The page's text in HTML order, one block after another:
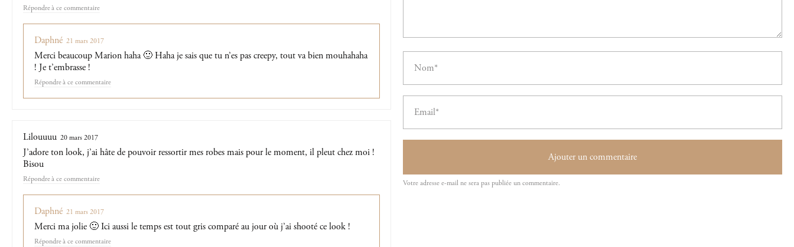
Répondre
Daphné 21 mars 2017
Merci beaucoup Marion haha 🙂 Haha je sais que tu n’es pas creepy, tout va bien mouhahaha
! Je t’embrasse !
Répondre
Lilouuuu 20 mars 2017
J’adore ton look, j’ai hâte de pouvoir ressortir mes robes mais pour le moment, il pleut chez moi !
Bisou
Répondre
Daphné 21 mars 2017
Merci ma jolie 🙂 Ici aussi le temps est tout gris comparé au jour où j’ai shooté ce look !
Répondre